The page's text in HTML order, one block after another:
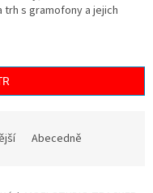
s gramofony a jejich
Abecedně